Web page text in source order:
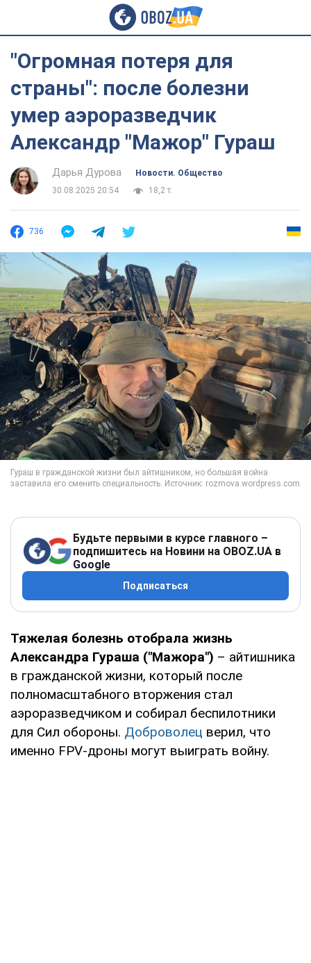
"Огромная потеря для
страны": после болезни
умер аэроразведчик
Александр "Мажор" Гураш
Дарья Дурова
Новости. Общество
30.08.2025 20:54
18,2 т.
736
Будьте первыми в курсе главного –
подпишитесь на Новини на OBOZ.UA в
Google
Подписаться
Тяжелая болезнь отобрала жизнь
Александра Гураша ("Мажора") – айтишника
в гражданской жизни, который после
полномасштабного вторжения стал
аэроразведчиком и собирал беспилотники
для Сил обороны. Доброволец верил, что
именно FPV-дроны могут выиграть войну.